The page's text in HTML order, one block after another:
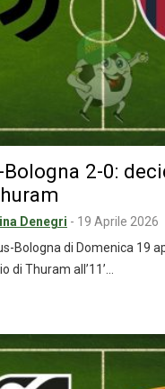
2-0:
Denegri - 19 Aprile 2026
Bologna di Domenica 19
di Thuram all’11’…